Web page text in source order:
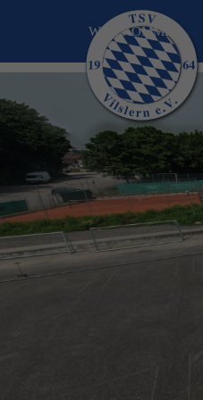
Login
Benutzername
Passwort
WILLKOMMEN